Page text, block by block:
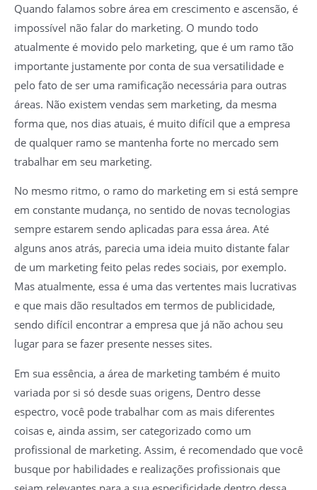
Quando falamos sobre área em crescimento e ascensão, é
impossível não falar do marketing. O mundo todo
atualmente é movido pelo marketing, que é um ramo tão
importante justamente por conta de sua versatilidade e
pelo fato de ser uma ramificação necessária para outras
áreas. Não existem vendas sem marketing, da mesma
forma que, nos dias atuais, é muito difícil que a empresa
de qualquer ramo se mantenha forte no mercado sem
trabalhar em seu marketing.
No mesmo ritmo, o ramo do marketing em si está sempre
em constante mudança, no sentido de novas tecnologias
sempre estarem sendo aplicadas para essa área. Até
alguns anos atrás, parecia uma ideia muito distante falar
de um marketing feito pelas redes sociais, por exemplo.
Mas atualmente, essa é uma das vertentes mais lucrativas
e que mais dão resultados em termos de publicidade,
sendo difícil encontrar a empresa que já não achou seu
lugar para se fazer presente nesses sites.
Em sua essência, a área de marketing também é muito
variada por si só desde suas origens, Dentro desse
espectro, você pode trabalhar com as mais diferentes
coisas e, ainda assim, ser categorizado como um
profissional de marketing. Assim, é recomendado que você
busque por habilidades e realizações profissionais que